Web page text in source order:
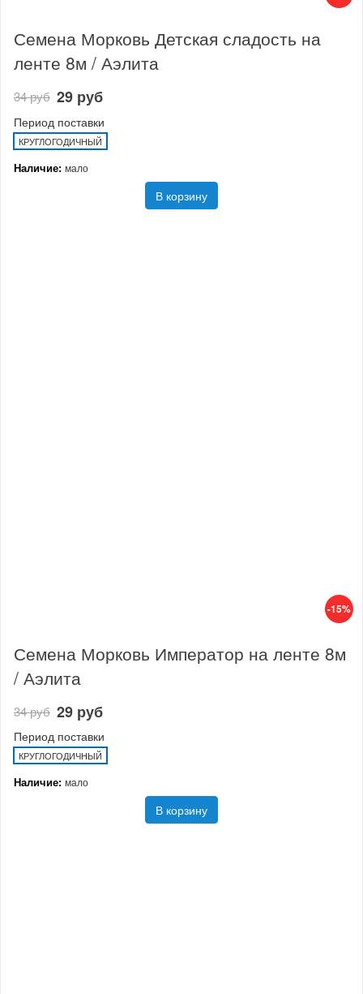
Семена Морковь Детская сладость на
ленте 8м / Аэлита
34 руб 29 руб
Период поставки
КРУГЛОГОДИЧНЫЙ
Наличие: мало
В корзину
-15%
Семена Морковь Император на ленте 8м
/ Аэлита
34 руб 29 руб
Период поставки
КРУГЛОГОДИЧНЫЙ
Наличие: мало
В корзину